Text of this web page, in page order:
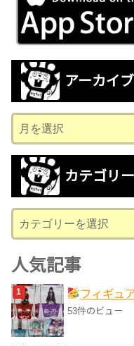
アーカイブ
ー
カ
ブ
カテゴリー
テ
ゴ
リ
ー
人気記事
フィギュ
53件のビュー